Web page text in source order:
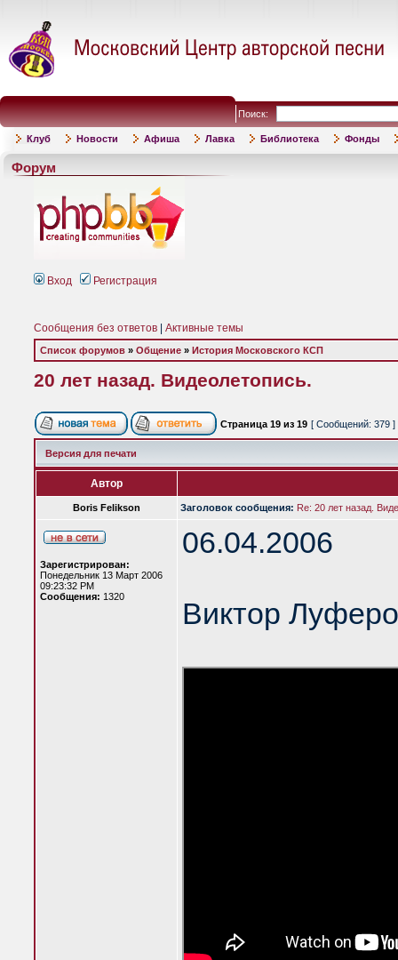
Поиск:
Клуб Новости Афиша Лавка Библиотека Фонды
Форум
Вход Регистрация
Сообщения без ответов Активные темы
Список форумов » Общение » История Московского КСП
20 лет назад. Видеолетопись.
Страница 19 из 19 [ Сообщений: 379 ]
Версия для печати
Автор
Boris Felikson Заголовок сообщения: Re: 20 лет назад.
Зарегистрирован:
Понедельник 13 Март 2006
09:23:32 PM
Сообщения: 1320
06.04.2006
Виктор